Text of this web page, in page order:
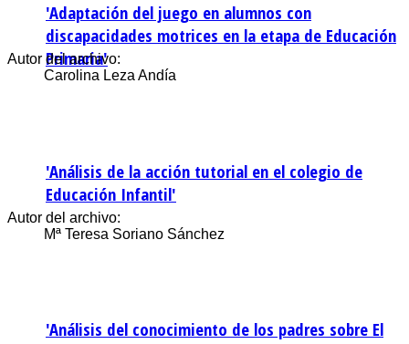
'Adaptación del juego en alumnos con
discapacidades motrices en la etapa de Educación
Primaria'
Autor del archivo:
Carolina Leza Andía
'Análisis de la acción tutorial en el colegio de
Educación Infantil'
Autor del archivo:
Mª Teresa Soriano Sánchez
'Análisis del conocimiento de los padres sobre El